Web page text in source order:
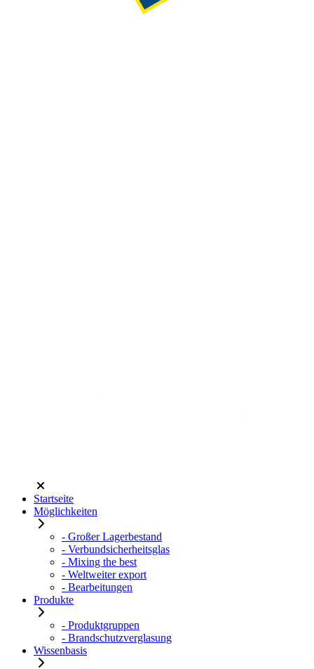
Startseite
Möglichkeiten
- Großer Lagerbestand
- Verbundsicherheitsglas
- Mixing the best
- Weltweiter export
- Bearbeitungen
Produkte
- Produktgruppen
- Brandschutzverglasung
Wissenbasis